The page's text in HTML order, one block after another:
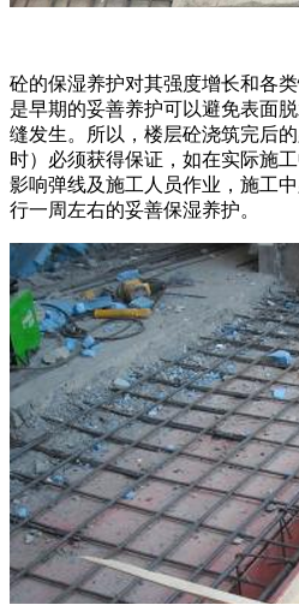
砼的保湿养护对其强度增长和各
是早期的妥善养护可以避免表面
缝发生。所以，楼层砼浇筑完后
时）必须获得保证，如在实际施
影响弹线及施工人员作业，施工
行一周左右的妥善保湿养护。